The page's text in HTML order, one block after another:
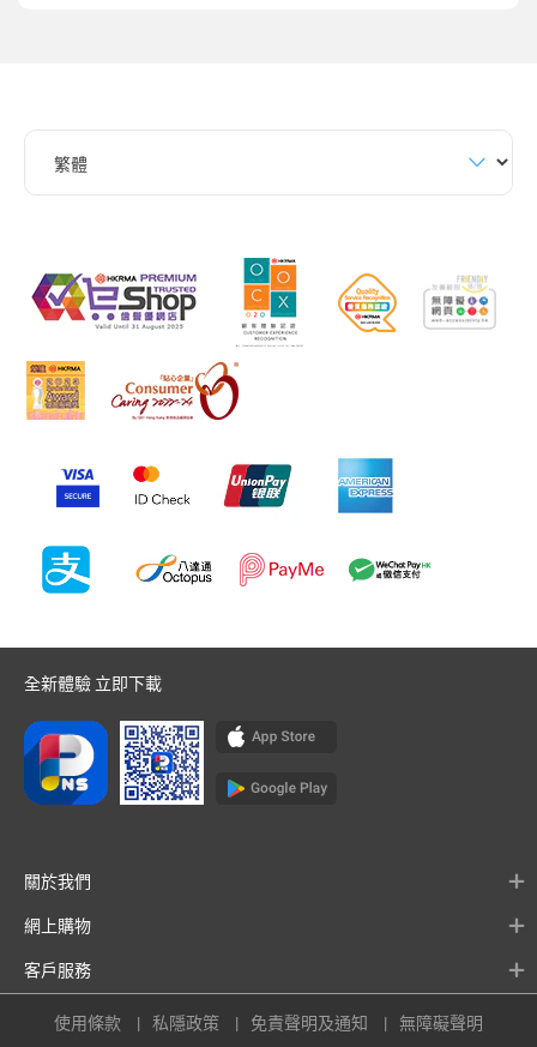
全新體驗 立即下載
關於我們
網上購物
客戶服務
使用條款 私隱政策 免責聲明及通知 無障礙聲明